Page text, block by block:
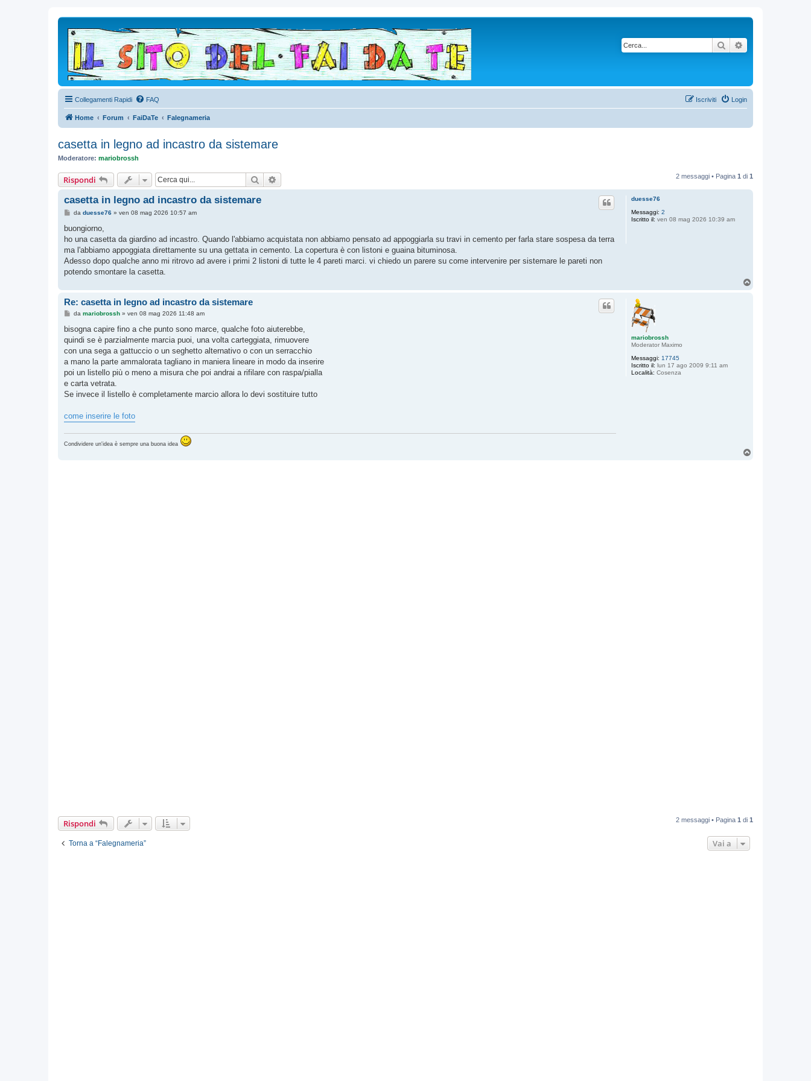
Cerca
Collegamenti Rapidi FAQ Login
Iscriviti
Home Forum FaiDaTe Falegnameria
casetta in legno ad incastro da sistemare
Moderatore: mariobrossh
Rispondi Cerca 2 messaggi • Pagina 1 di 1
duesse76
Messaggi: 2
Iscritto il: ven 08 mag 2026 10:39 am
casetta in legno ad incastro da sistemare
M
s
a
g
i
o
da duesse76» ven 08 mag 2026 10:57 am
buongiorno,
ho una casetta da giardino ad incastro. Quando l'abbiamo acquistata non abbiamo pensato ad appoggiarla su travi in cemento per farla stare sospesa da terra
ma l'abbiamo appoggiata direttamente su una gettata in cemento. La copertura è con listoni e guaina bituminosa.
Adesso dopo qualche anno mi ritrovo ad avere i primi 2 listoni di tutte le 4 pareti marci. vi chiedo un parere su come intervenire per sistemare le pareti non
potendo smontare la casetta.
mariobrossh
Moderator Maximo
Messaggi: 17745
Iscritto il: lun 17 ago 2009 9:11 am
Località: Cosenza
Re: casetta in legno ad incastro da sistemare
M
s
a
g
i
o
da mariobrossh» ven 08 mag 2026 11:48 am
bisogna capire fino a che punto sono marce, qualche foto aiuterebbe,
quindi se è parzialmente marcia puoi, una volta carteggiata, rimuovere
con una sega a gattuccio o un seghetto alternativo o con un serracchio
a mano la parte ammalorata tagliano in maniera lineare in modo da inserire
poi un listello più o meno a misura che poi andrai a rifilare con raspa/pialla
e carta vetrata.
Se invece il listello è completamente marcio allora lo devi sostituire tutto
come inserire le foto
Condividere un'idea è sempre una buona idea
Rispondi 2 messaggi • Pagina 1 di 1
Torna a “Falegnameria” Vai a